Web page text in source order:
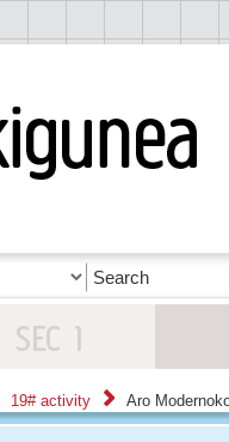
19# activity Aro